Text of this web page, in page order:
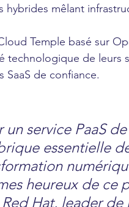
hybrides mêlant
Temple basé sur
technologique de leurs
SaaS de confiance.
un service PaaS
essentielle
heureux de ce
Hat, leader de